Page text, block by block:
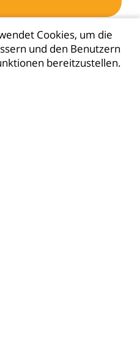
Nahrung
Cookies, um die
und den Benutzern
bereitzustellen.